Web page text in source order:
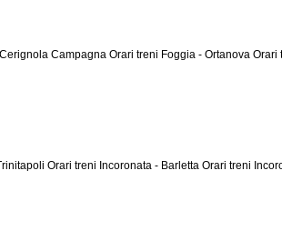
Campagna Orari treni Foggia - Ortanova Orari
Orari treni Incoronata - Barletta Orari treni